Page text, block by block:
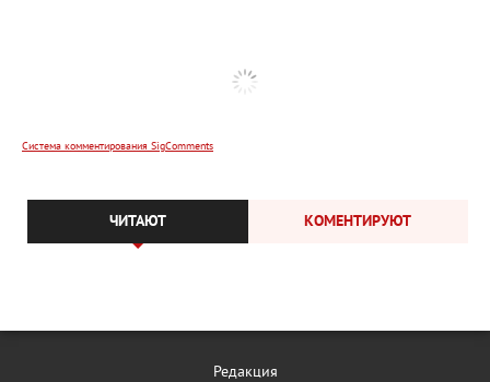
Система комментирования SigComments
ЧИТАЮТ КОМЕНТИРУЮТ
Редакция